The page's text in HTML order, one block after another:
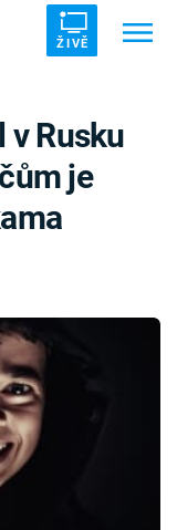
ŽIVĚ
v Rusku
je